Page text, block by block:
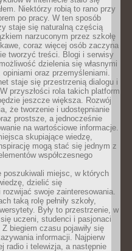
Niektórzy robią to rano przy
po pracy. W ten sposób
staje się naturalną częścią
narzuconym przez szkołę
coraz więcej osób zaczyna
tworzyć treści. Blogi i serwisy
dzielenia się własnymi
oraz przemyśleniami.
staje się przestrzenią dialogu i
przyszłości rola takich platform
jeszcze większa. Rozwój
że tworzenie i udostępnianie
prostsze, a jednocześnie
na wartościowe informacje.
skupiające wiedzę,
mogą stać się jednym z
współczesnego
poszukiwali miejsc, w których
dzielić się
swoje zainteresowania.
taką rolę pełniły szkoły,
Były to przestrzenie, w
uczeni, studenci i pasjonaci
biegiem czasu pojawiły się
informacji. Najpierw
radio i telewizja, a następnie